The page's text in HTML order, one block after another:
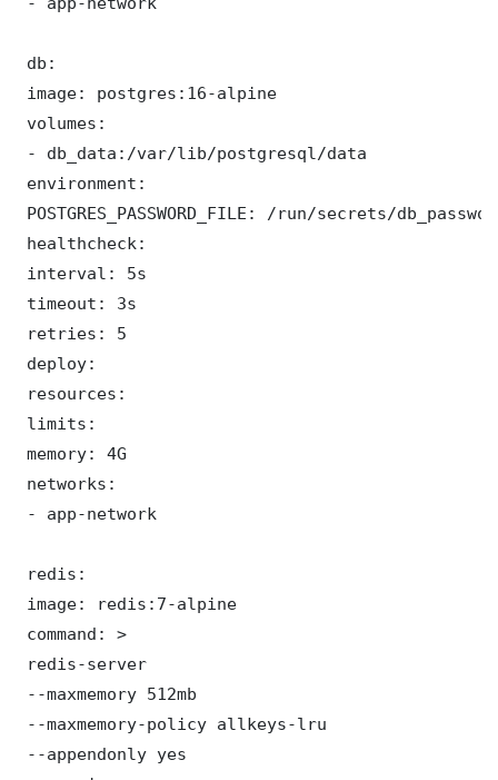
db:
image: postgres:16-alpine
volumes:
- db_data:/var/lib/postgresql/data
environment:
POSTGRES_PASSWORD_FILE: /run/secrets/
healthcheck:
interval: 5s
timeout: 3s
retries: 5
deploy:
resources:
limits:
memory: 4G
networks:
- app-network
redis:
image: redis:7-alpine
command: >
redis-server
--maxmemory 512mb
--maxmemory-policy allkeys-lru
--appendonly yes